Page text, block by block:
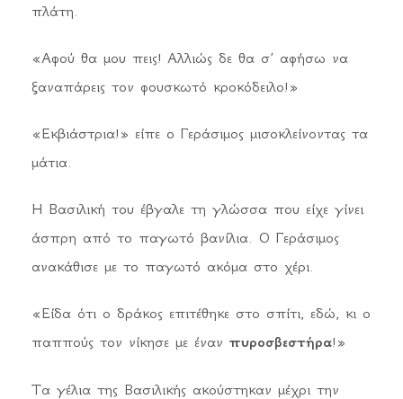
πλάτη.
«Αφού θα μου πεις! Αλλιώς δε θα σ’ αφήσω να
ξαναπάρεις τον φουσκωτό κροκόδειλο!»
«Εκβιάστρια!» είπε ο Γεράσιμος μισοκλείνοντας τα
μάτια.
Η Βασιλική του έβγαλε τη γλώσσα που είχε γίνει
άσπρη από το παγωτό βανίλια. Ο Γεράσιμος
ανακάθισε με το παγωτό ακόμα στο χέρι.
«Είδα ότι ο δράκος επιτέθηκε στο σπίτι, εδώ, κι ο
παππούς τον νίκησε με έναν πυροσβεστήρα!»
Τα γέλια της Βασιλικής ακούστηκαν μέχρι την